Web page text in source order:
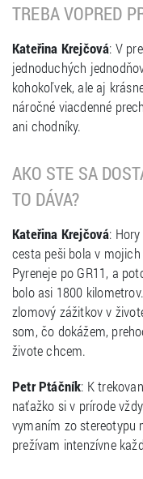
TREBA VOPRED
Kateřina Krejčová: V
jednoduchých
kohokoľvek, ale aj
náročné viacdenné
ani chodníky.
AKO STE SA
TO DÁVA?
Kateřina Krejčová:
cesta peši bola v
Pyreneje po GR11, a
bolo asi 1800
zlomový zážitkov v
som, čo dokážem,
živote chcem.
Petr Ptáčník: K
naťažko si v prírode
vymaním zo stereotypu
prežívam intenzívne